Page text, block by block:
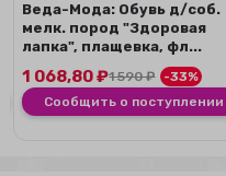
Веда-Мода: Обувь д/соб.
мелк. пород "Здоровая
лапка", плащевка, фл...
1 068,80₽1 590₽
-33%
Сообщить о поступлении